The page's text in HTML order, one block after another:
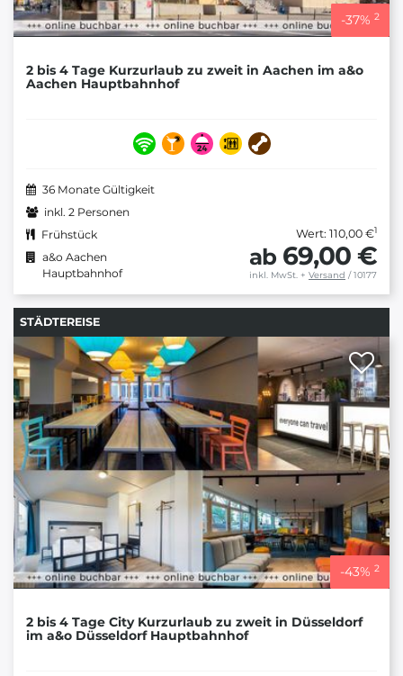
-37% 2
2 bis 4 Tage Kurzurlaub zu zweit in Aachen im a&o
Aachen Hauptbahnhof
36 Monate Gültigkeit
inkl. 2 Personen
Frühstück
a&o Aachen
Hauptbahnhof
Wert: 110,00 €1
ab 69,00 €
inkl. MwSt. + Versand / 10177
STÄDTEREISE
-43% 2
2 bis 4 Tage City Kurzurlaub zu zweit in Düsseldorf
im a&o Düsseldorf Hauptbahnhof